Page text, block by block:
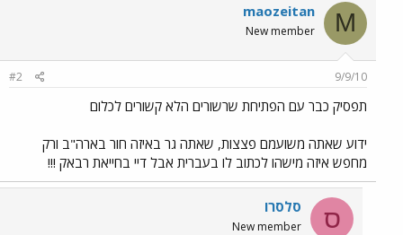
M
maozeitan
New member
9/9/10
#2
תפסיק כבר עם הפתיחת שרשורים הלא קשורים לכלום
ידוע שאתה משועמם פצצות, שאתה גר באיזה חור בארה"ב ורק
מחפש איזה מישהו לכתוב לו בעברית אבל דיי בחייאת רבאק !!!
ס סלסרו
New member